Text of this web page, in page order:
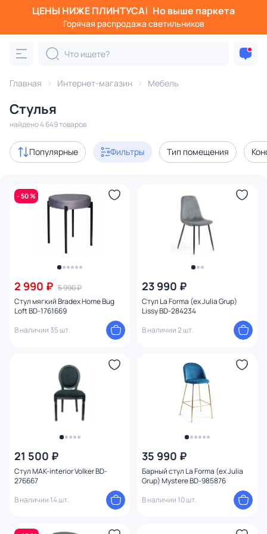
ЦЕНЫ НИЖЕ ПЛИНТУСА! Но выше паркета
Горячая распродажа светильников
Главная Интернет-магазин Мебель
Стулья
найдено 4 649 товаров
Популярные Фильтры Тип помещения
- 50 %
2 990 ₽ 5 990 ₽
Стул мягкий Bradex Home Bug
Loft BD-1761669
В наличии 35 шт.
23 990 ₽
Стул La Forma (ex Julia Grup)
Lissy BD-284234
В наличии 2 шт.
21 500 ₽
Стул MAK-interior Volker BD-
276667
В наличии 14 шт.
35 990 ₽
Барный стул La Forma (ex Julia
Grup) Mystere BD-985876
В наличии 10 шт.
Фильтры
Категория: Стулья
медальоны низкие для кухни
Акции 498
с 3D-моделями
Доставка
Бренд
Тип помещения